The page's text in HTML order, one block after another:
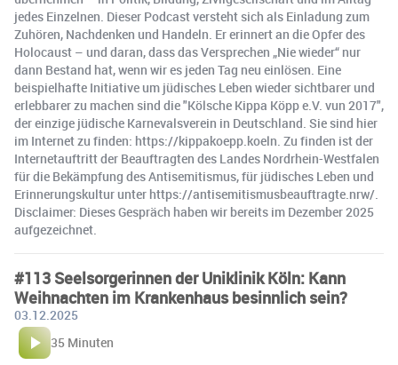
jedes Einzelnen. Dieser Podcast versteht sich als Einladung zum
Zuhören, Nachdenken und Handeln. Er erinnert an die Opfer des
Holocaust – und daran, dass das Versprechen „Nie wieder“ nur
dann Bestand hat, wenn wir es jeden Tag neu einlösen. Eine
beispielhafte Initiative um jüdisches Leben wieder sichtbarer und
erlebbarer zu machen sind die "Kölsche Kippa Köpp e.V. vun 2017",
der einzige jüdische Karnevalsverein in Deutschland. Sie sind hier
im Internet zu finden: https://kippakoepp.koeln. Zu finden ist der
Internetauftritt der Beauftragten des Landes Nordrhein-Westfalen
für die Bekämpfung des Antisemitismus, für jüdisches Leben und
Erinnerungskultur unter https://antisemitismusbeauftragte.nrw/.
Disclaimer: Dieses Gespräch haben wir bereits im Dezember 2025
aufgezeichnet.
#113 Seelsorgerinnen der Uniklinik Köln: Kann
Weihnachten im Krankenhaus besinnlich sein?
03.12.2025
35 Minuten